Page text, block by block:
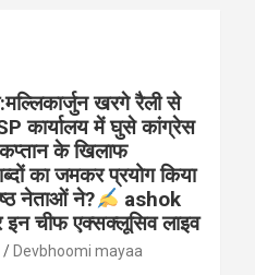
खरगे रैली से
कार्यालय में घुसे कांग्रेस
के खिलाफ
का जमकर प्रयोग किया
नेताओं ने?
ashok
चीफ एक्सक्लूसिव लाइव
Devbhoomi mayaa